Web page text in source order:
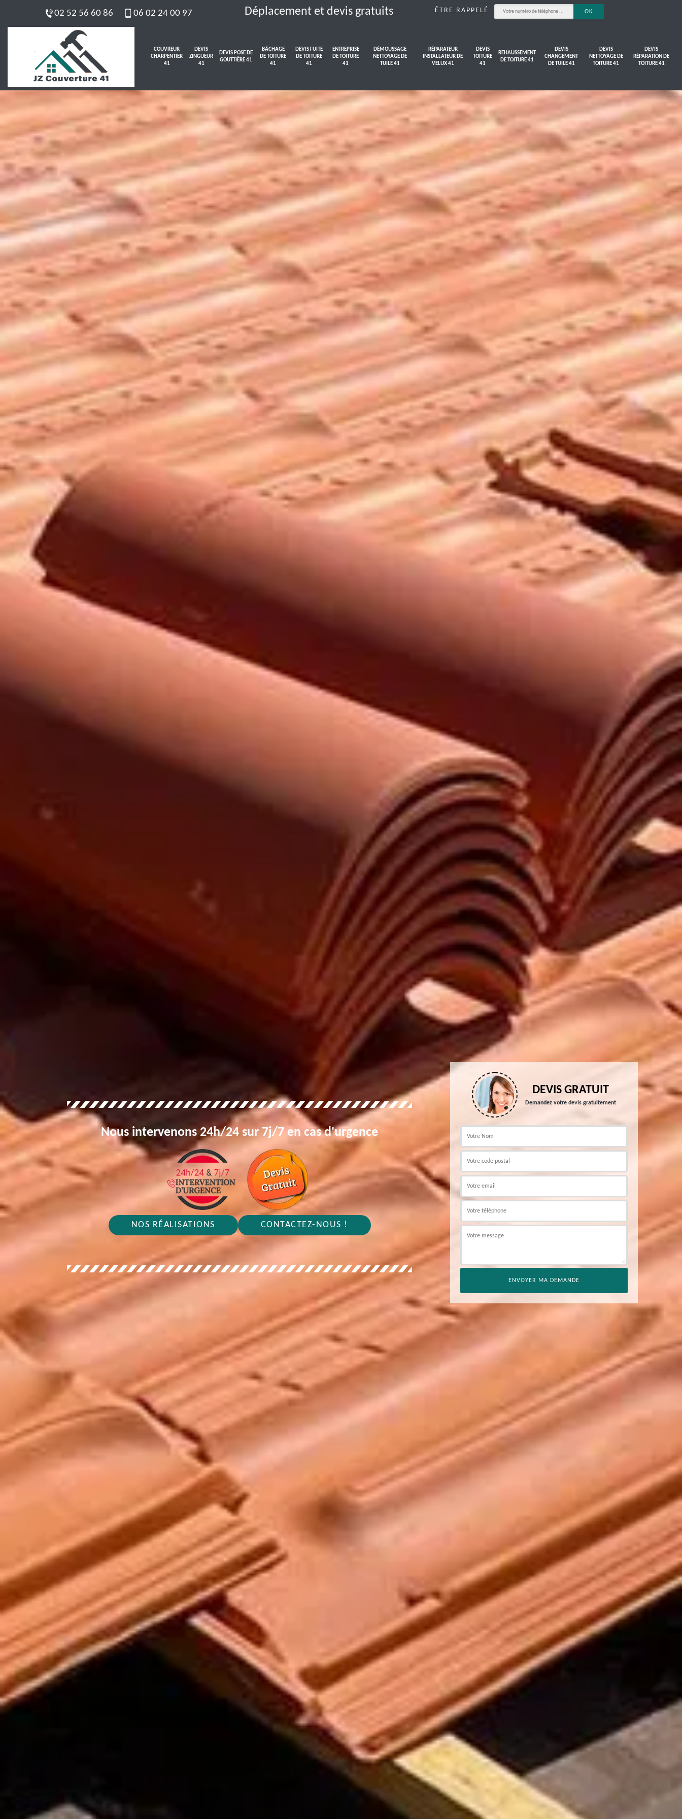
02 52 56 60 86 06 02 24 00 97 Déplacement et devis gratuits ÊTRE RAPPELÉ
COUVREUR
CHARPENTIER
41
DEVIS
ZINGUEUR
41
DEVIS POSE DE
GOUTTIÈRE 41
BÂCHAGE
DE TOITURE
41
DEVIS FUITE
DE TOITURE
41
ENTREPRISE
DE TOITURE
41
DÉMOUSSAGE
NETTOYAGE DE
TUILE 41
RÉPARATEUR
INSTALLATEUR DE
VELUX 41
DEVIS
TOITURE
41
REHAUSSEMENT
DE TOITURE 41
DEVIS
CHANGEMENT
DE TUILE 41
DEVIS
NETTOYAGE DE
TOITURE 41
DEVIS
RÉPARATION DE
TOITURE 41
Nous intervenons 24h/24 sur 7j/7 en cas d'urgence
NOS RÉALISATIONS CONTACTEZ-NOUS !
DEVIS GRATUIT
Demandez votre devis gratuitement